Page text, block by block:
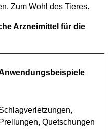
Zum Wohl des Tieres.
Arzneimittel für die
Prellungen, Quetschungen